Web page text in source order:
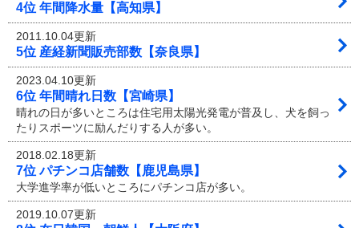
4位 年間降水量【高知県】
2011.10.04更新
5位 産経新聞販売部数【奈良県】
2023.04.10更新
6位 年間晴れ日数【宮崎県】
晴れの日が多いところは住宅用太陽光発電が普及し、犬を飼っ
たりスポーツに励んだりする人が多い。
2018.02.18更新
7位 パチンコ店舗数【鹿児島県】
大学進学率が低いところにパチンコ店が多い。
2019.10.07更新